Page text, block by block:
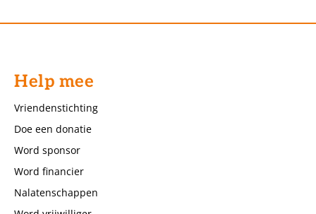
Help mee
Vriendenstichting
Doe een donatie
Word sponsor
Word financier
Nalatenschappen